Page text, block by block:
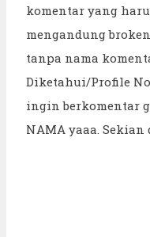
komentar yang
mengandung
tanpa nama
Diketahui/Profile
ingin berkomentar
NAMA yaaa.